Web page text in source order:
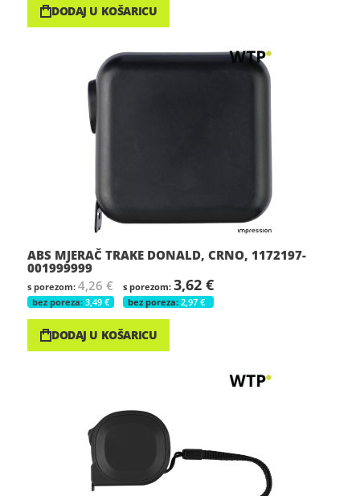
DODAJ U KOŠARICU
ABS MJERAČ TRAKE DONALD, CRNO, 1172197-
001999999
4,26 €
3,49 €
3,62 €
2,97 €
DODAJ U KOŠARICU